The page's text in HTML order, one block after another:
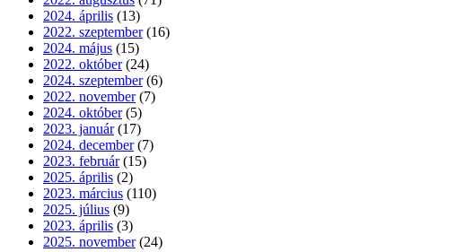
2024. április (13)
2022. szeptember (16)
2024. május (15)
2022. október (24)
2024. szeptember (6)
2022. november (7)
2024. október (5)
2023. január (17)
2024. december (7)
2023. február (15)
2025. április (2)
2023. március (110)
2025. július (9)
2023. április (3)
2025. november (24)